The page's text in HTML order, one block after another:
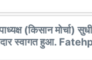
(किसान मोर्चा)
स्वागत हुआ.